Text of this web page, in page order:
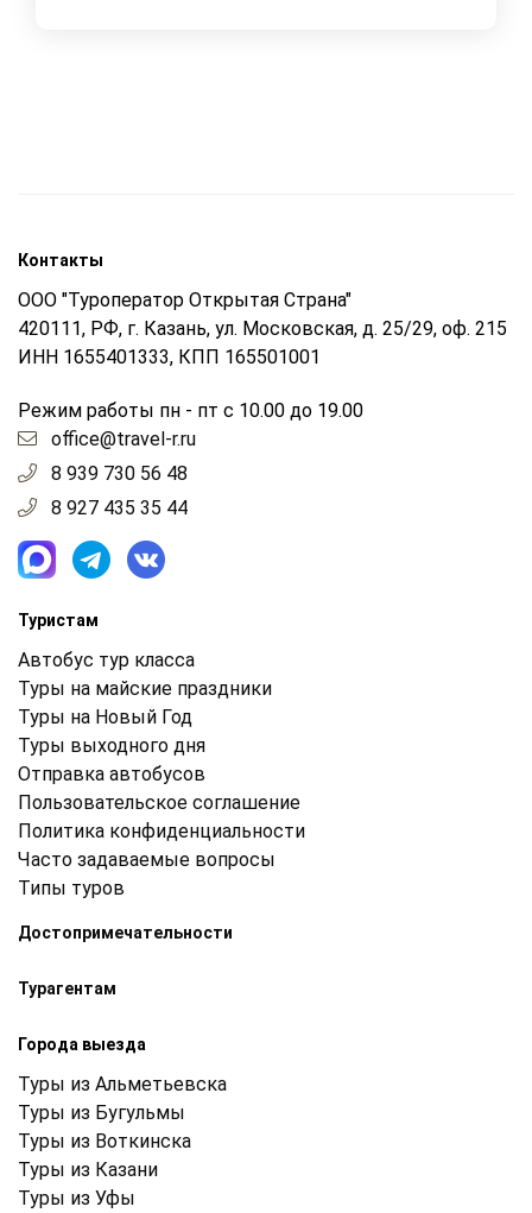
Контакты
ООО "Туроператор Открытая Страна"
420111, РФ, г. Казань, ул. Московская, д. 25/29, оф. 215
ИНН 1655401333, КПП 165501001
Режим работы пн - пт с 10.00 до 19.00
office@travel-r.ru
8 939 730 56 48
8 927 435 35 44
Туристам
Автобус тур класса
Туры на майские праздники
Туры на Новый Год
Туры выходного дня
Отправка автобусов
Пользовательское соглашение
Политика конфиденциальности
Часто задаваемые вопросы
Типы туров
Достопримечательности
Турагентам
Города выезда
Туры из Альметьевска
Туры из Бугульмы
Туры из Воткинска
Туры из Казани
Туры из Уфы